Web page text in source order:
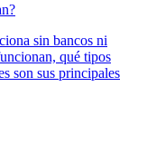
sin bancos ni
qué tipos
son sus principales